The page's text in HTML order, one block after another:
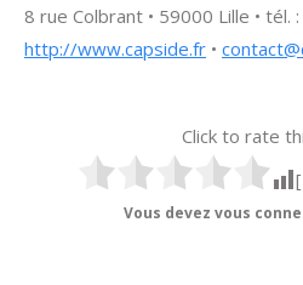
8 rue Colbrant • 59000 Lille • tél.
http://www.capside.fr •
Click to rate
Vous devez vous